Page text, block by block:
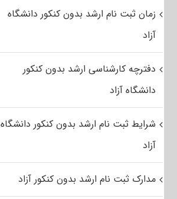
زمان ثبت نام ارشد بدون کنکور دانشگاه
آزاد
دفترچه کارشناسی ارشد بدون کنکور
دانشگاه آزاد
شرایط ثبت نام ارشد بدون کنکور دانشگاه
آزاد
مدارک ثبت نام ارشد بدون کنکور آزاد